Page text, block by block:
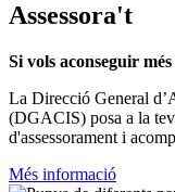
Assessora't
Si vols aconseguir
La Direcció General
(DGACIS) posa a la
d'assessorament i
Més informació